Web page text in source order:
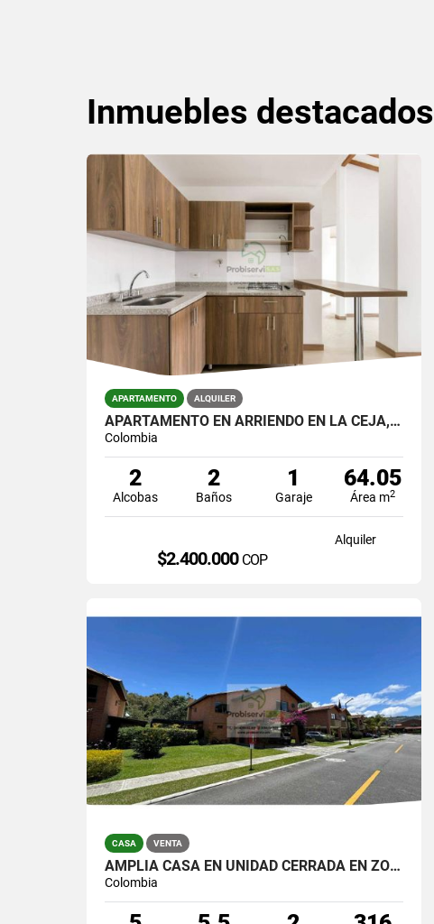
Inmuebles destacados
APARTAMENTO ALQUILER
APARTAMENTO EN ARRIENDO EN LA CEJA, EN UNIDAD CERRADA.
Colombia
2
Alcobas
2
Baños
1
Garaje
64.05
Área m2
Alquiler
$2.400.000 COP
CASA VENTA
AMPLIA CASA EN UNIDAD CERRADA EN ZONA URBANA DEL RETIRO ANTIOQUIA.
Colombia